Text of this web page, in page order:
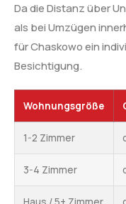
Da die Distanz über
als bei Umzügen
für Chaskowo ein
Besichtigung.
Wohnungsgröße
1-2 Zimmer
3-4 Zimmer